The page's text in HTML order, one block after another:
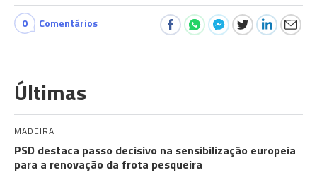
0 Comentários
Últimas
MADEIRA
PSD destaca passo decisivo na sensibilização europeia
para a renovação da frota pesqueira